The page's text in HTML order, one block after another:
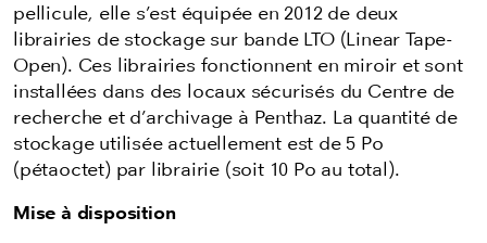
pellicule, elle s’est équipée en 2012 de deux
librairies de stockage sur bande LTO (Linear Tape-
Open). Ces librairies fonctionnent en miroir et sont
installées dans des locaux sécurisés du Centre de
recherche et d’archivage à Penthaz. La quantité de
stockage utilisée actuellement est de 5 Po
(pétaoctet) par librairie (soit 10 Po au total).
Mise à disposition